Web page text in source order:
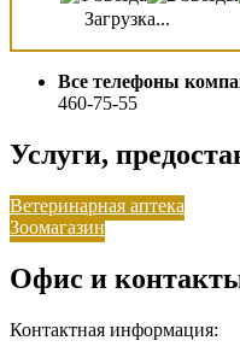
Загрузка...
Все телефоны
460-75-55
Услуги,
Ветеринарная аптека
Зоомагазин
Офис и
Контактная информация: